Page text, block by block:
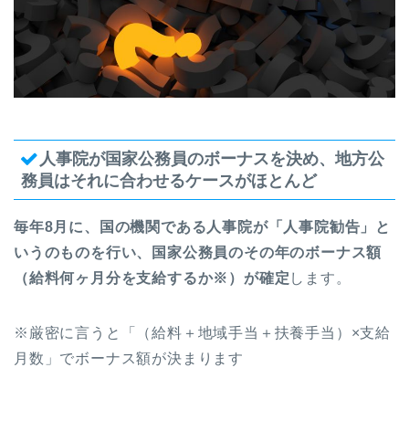
人事院が国家公務員のボーナスを決め、地方公
務員はそれに合わせるケースがほとんど
毎年8月に、国の機関である人事院が「人事院勧告」と
いうのものを行い、国家公務員のその年のボーナス額
（給料何ヶ月分を支給するか※）が確定 します。
※厳密に言うと「（給料＋地域手当＋扶養手当）×支給
月数」でボーナス額が決まります